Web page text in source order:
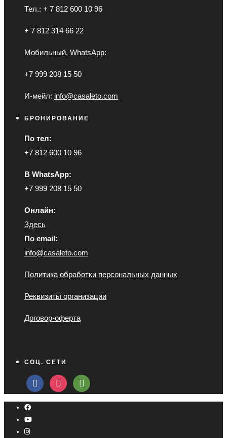
Тел.: + 7 812 600 10 96
+ 7 812 314 66 22
Мобильный, WhatsApp:
+7 999 208 15 50
И-мейл: info@casaleto.com
БРОНИРОВАНИЕ
По тел:
+7 812 600 10 96
В WhatsApp:
+7 999 208 15 50
Онлайн:
Здесь
По email:
info@casaleto.com
Политика обработки персональных данных
Реквизиты организации
Договор-оферта
СОЦ. СЕТИ
facebookinstagramtripadvisor